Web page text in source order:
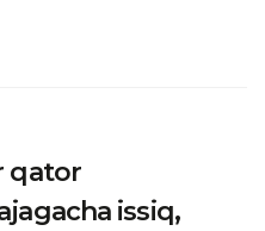
qator
issiq,